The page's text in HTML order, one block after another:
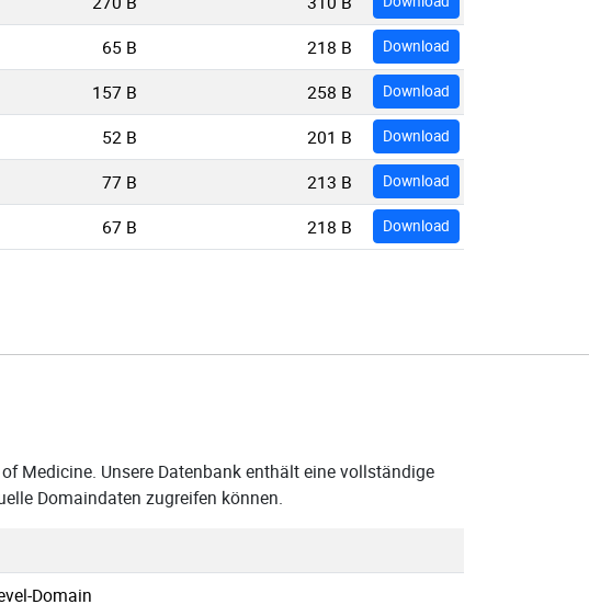
65 B 218 B Download
157 B 258 B Download
52 B 201 B Download
77 B 213 B Download
67 B 218 B Download
Medicine. Unsere Datenbank enthält eine vollständige
Domaindaten zugreifen können.
Domain